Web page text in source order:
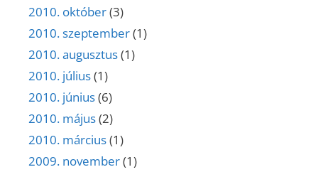
2010. október(3)
2010. szeptember(1)
2010. augusztus(1)
2010. július(1)
2010. június(6)
2010. május(2)
2010. március(1)
2009. november(1)